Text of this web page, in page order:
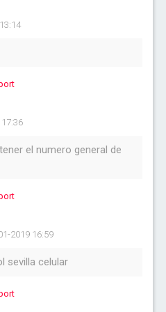
el numero general de
2019 16:59
sevilla celular